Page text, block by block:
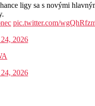
ligy sa s novými
pic.twitter.com/
2026
2026